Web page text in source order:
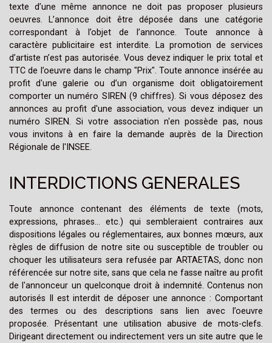
texte d’une même annonce ne doit pas proposer plusieurs
oeuvres. L’annonce doit être déposée dans une catégorie
correspondant à l’objet de l’annonce. Toute annonce à
caractère publicitaire est interdite. La promotion de services
d’artiste n’est pas autorisée. Vous devez indiquer le prix total et
TTC de l’oeuvre dans le champ "Prix". Toute annonce insérée au
profit d'une galerie ou d’un organisme doit obligatoirement
comporter un numéro SIREN (9 chiffres). Si vous déposez des
annonces au profit d'une association, vous devez indiquer un
numéro SIREN. Si votre association n'en possède pas, nous
vous invitons à en faire la demande auprès de la Direction
Régionale de l'INSEE.
INTERDICTIONS GENERALES
Toute annonce contenant des éléments de texte (mots,
expressions, phrases… etc.) qui sembleraient contraires aux
dispositions légales ou réglementaires, aux bonnes mœurs, aux
règles de diffusion de notre site ou susceptible de troubler ou
choquer les utilisateurs sera refusée par ARTAETAS, donc non
référencée sur notre site, sans que cela ne fasse naître au profit
de l'annonceur un quelconque droit à indemnité. Contenus non
autorisés Il est interdit de déposer une annonce : Comportant
des termes ou des descriptions sans lien avec l’oeuvre
proposée. Présentant une utilisation abusive de mots-clefs.
Dirigeant directement ou indirectement vers un site autre que le